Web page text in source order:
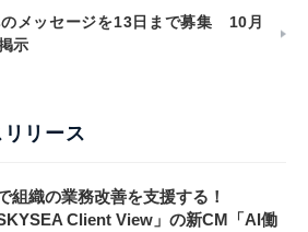
メッセージを13日まで募集 10月
示
リース
組織の業務改善を支援する！
SKYSEA Client View」の新CM「AI働